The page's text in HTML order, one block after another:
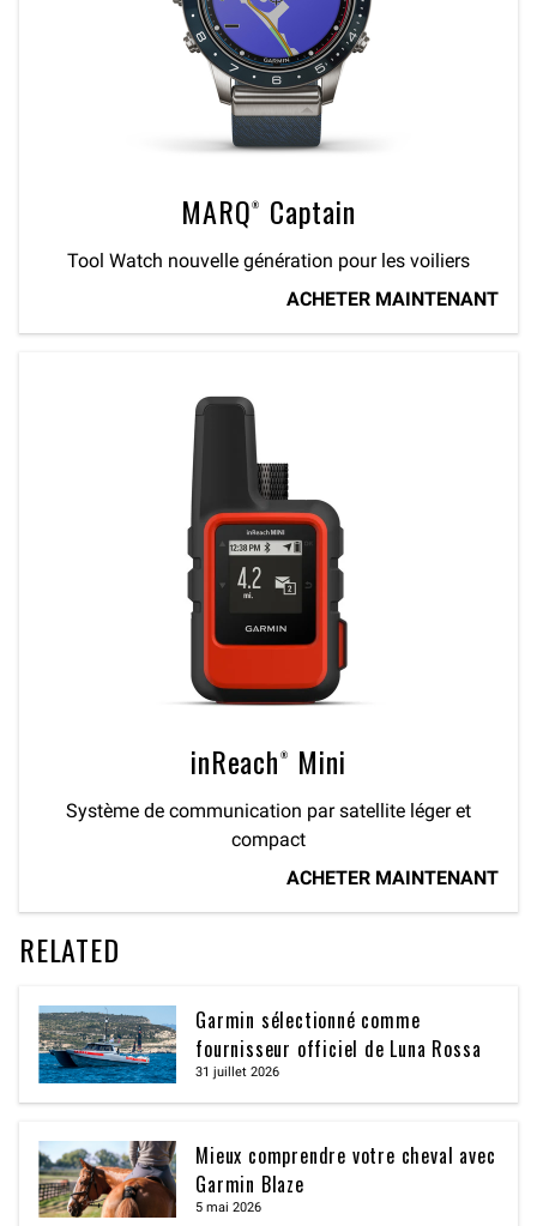
MARQ® Captain
Tool Watch nouvelle génération pour les voiliers
ACHETER MAINTENANT
inReach® Mini
Système de communication par satellite léger et
compact
ACHETER MAINTENANT
RELATED
Garmin sélectionné comme
fournisseur officiel de Luna Rossa
31 juillet 2026
Mieux comprendre votre cheval avec
Garmin Blaze
5 mai 2026